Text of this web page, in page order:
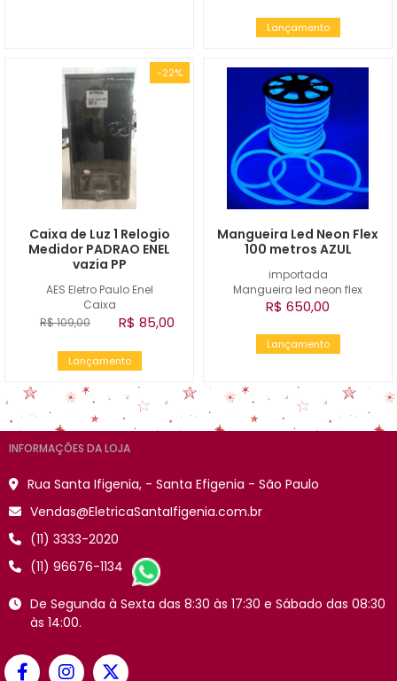
Lançamento
-22%
AES Eletro Paulo Enel
Caixa
Caixa de Luz 1 Relogio
Medidor PADRAO ENEL
vazia PP
R$ 109,00 R$ 85,00
Lançamento
importada
Mangueira led neon flex
Mangueira Led Neon Flex
100 metros AZUL
R$ 650,00
Lançamento
INFORMAÇÕES DA LOJA
Rua Santa Ifigenia, - Santa Efigenia - São Paulo
Vendas@EletricaSantaIfigenia.com.br
(11) 3333-2020
(11) 96676-1134
De Segunda à Sexta das 8:30 às 17:30 e Sábado das 08:30
às 14:00.